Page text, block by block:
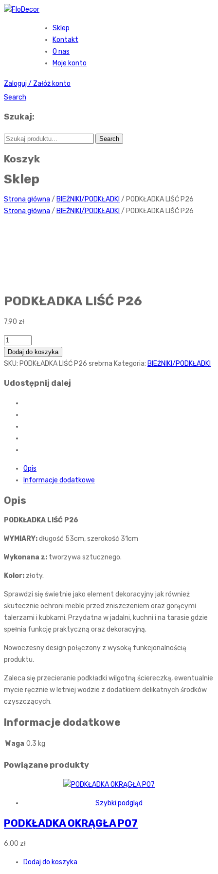
Sklep
Kontakt
O nas
Moje konto
Zaloguj / Załóż konto
Search
Szukaj:
Koszyk
Sklep
Strona główna / BIEŻNIKI/PODKŁADKI / PODKŁADKA LIŚĆ P26
Strona główna / BIEŻNIKI/PODKŁADKI / PODKŁADKA LIŚĆ P26
PODKŁADKA LIŚĆ P26
7,90 zł
Ilość
Dodaj do koszyka
SKU: PODKŁADKA LIŚĆ P26 srebrna Kategoria: BIEŻNIKI/PODKŁADKI
Udostępnij dalej
Opis
Informacje dodatkowe
Opis
PODKŁADKA LIŚĆ P26
WYMIARY:długość 53cm, szerokość 31cm
Wykonana z: tworzywa sztucznego.
Kolor: złoty.
Sprawdzi się świetnie jako element dekoracyjny jak również
skutecznie ochroni meble przed zniszczeniem oraz gorącymi
talerzami i kubkami. Przydatna w jadalni, kuchni i na tarasie gdzie
spełnia funkcję praktyczną oraz dekoracyjną.
Nowoczesny design połączony z wysoką funkcjonalnością
produktu.
Zaleca się przecieranie podkładki wilgotną ściereczką, ewentualnie
mycie ręcznie w letniej wodzie z dodatkiem delikatnych środków
czyszczących.
Informacje dodatkowe
Waga 0,3 kg
Powiązane produkty
Szybki podgląd
PODKŁADKA OKRĄGŁA P07
6,00 zł
Dodaj do koszyka